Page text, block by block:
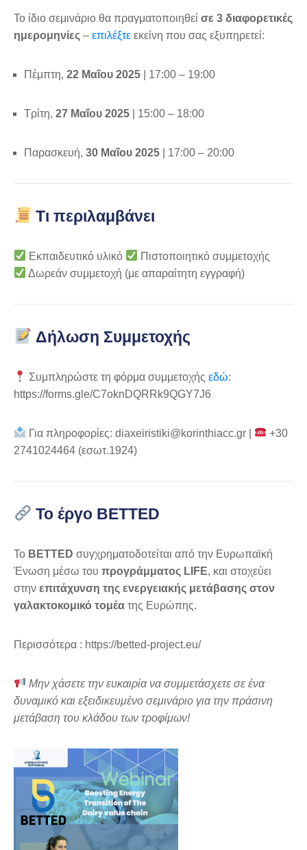
Το ίδιο σεμινάριο θα πραγματοποιηθεί σε 3 διαφορετικές
ημερομηνίες – επιλέξτε εκείνη που σας εξυπηρετεί:
Πέμπτη, 22 Μαΐου 2025 | 17:00 – 19:00
Τρίτη, 27 Μαΐου 2025 | 15:00 – 18:00
Παρασκευή, 30 Μαΐου 2025 | 17:00 – 20:00
Τι περιλαμβάνει
Εκπαιδευτικό υλικό
Πιστοποιητικό συμμετοχής
Δωρεάν συμμετοχή (με απαραίτητη εγγραφή)
Δήλωση Συμμετοχής
Συμπληρώστε τη φόρμα συμμετοχήςεδώ:
https://forms.gle/C7oknDQRRk9QGY7J6
Για πληροφορίες: diaxeiristiki@korinthiacc.gr |
+30
2741024464 (εσωτ.1924)
Το έργο BETTED
Το BETTED συγχρηματοδοτείται από την Ευρωπαϊκή
Ένωση μέσω του προγράμματος LIFE, και στοχεύει
στην επιτάχυνση της ενεργειακής μετάβασης στον
γαλακτοκομικό τομέα της Ευρώπης.
Περισσότερα : https://betted-project.eu/
Μην χάσετε την ευκαιρία να συμμετάσχετε σε ένα
δυναμικό και εξειδικευμένο σεμινάριο για την πράσινη
μετάβαση του κλάδου των τροφίμων!